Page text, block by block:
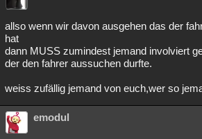
allso wenn wir davon ausgehen das der
hat
dann MUSS zumindest jemand involviert
der den fahrer aussuchen durfte.
weiss zufällig jemand von euch,wer so
emodul